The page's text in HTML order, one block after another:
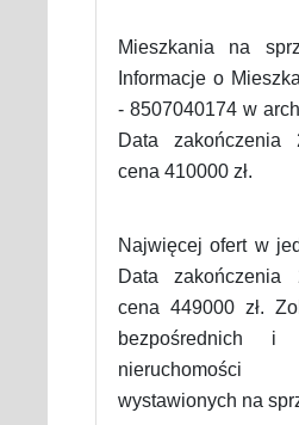
Mieszkania na
Informacje o
- 8507040174 w
Data zakończenia
cena 410000 zł.
Najwięcej ofert w
Data zakończenia
cena 449000 zł.
bezpośrednich
wystawionych na